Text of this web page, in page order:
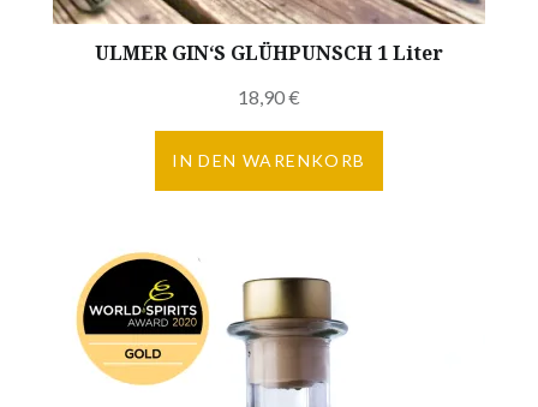
ULMER GIN‘S GLÜHPUNSCH 1 Liter
18,90€
IN DEN WARENKORB